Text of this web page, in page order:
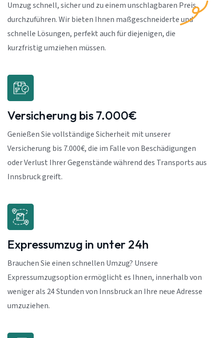
Umzug schnell, sicher und zu einem unschlagbaren Preis
durchzuführen. Wir bieten Ihnen maßgeschneiderte und
schnelle Lösungen, perfekt auch für diejenigen, die
kurzfristig umziehen müssen.
Versicherung bis 7.000€
Genießen Sie vollständige Sicherheit mit unserer
Versicherung bis 7.000€, die im Falle von Beschädigungen
oder Verlust Ihrer Gegenstände während des Transports aus
Innsbruck greift.
Expressumzug in unter 24h
Brauchen Sie einen schnellen Umzug? Unsere
Expressumzugsoption ermöglicht es Ihnen, innerhalb von
weniger als 24 Stunden von Innsbruck an Ihre neue Adresse
umzuziehen.